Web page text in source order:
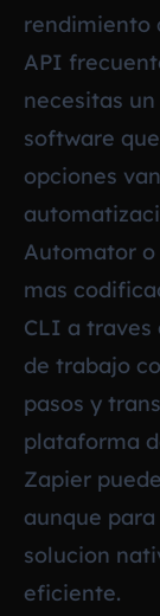
rendimiento
API
necesitas
software
opciones
Automator o
mas
CLI a traves
de trabajo
pasos y
plataforma
Zapier
aunque
solucion
eficiente.